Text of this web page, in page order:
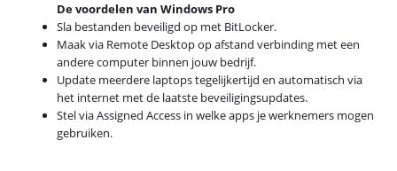
De voordelen van Windows Pro
Sla bestanden beveiligd op met BitLocker.
Maak via Remote Desktop op afstand verbinding met een
andere computer binnen jouw bedrijf.
Update meerdere laptops tegelijkertijd en automatisch via
het internet met de laatste beveiligingsupdates.
Stel via Assigned Access in welke apps je werknemers mogen
gebruiken.